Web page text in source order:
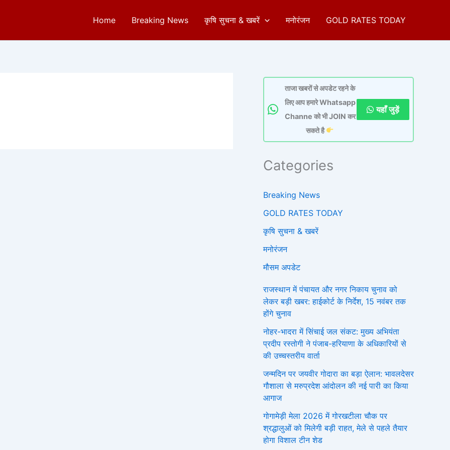
Home Breaking News कृषि सुचना & खबरें मनोरंजन GOLD RATES TODAY
ताजा खबरों से अपडेट रहने के
लिए आप हमारे Whatsapp
Channe को भी JOIN कर
सकते है
यहाँ जुड़ें
Categories
Breaking News
GOLD RATES TODAY
कृषि सुचना & खबरें
मनोरंजन
मौसम अपडेट
राजस्थान में पंचायत और नगर निकाय चुनाव को
लेकर बड़ी खबर: हाईकोर्ट के निर्देश, 15 नवंबर तक
होंगे चुनाव
नोहर-भादरा में सिंचाई जल संकट: मुख्य अभियंता
प्रदीप रस्तोगी ने पंजाब-हरियाणा के अधिकारियों से
की उच्चस्तरीय वार्ता
जन्मदिन पर जयवीर गोदारा का बड़ा ऐलान: भावलदेसर
गौशाला से मरुप्रदेश आंदोलन की नई पारी का किया
आगाज
गोगामेड़ी मेला 2026 में गोरखटीला चौक पर
श्रद्धालुओं को मिलेगी बड़ी राहत, मेले से पहले तैयार
होगा विशाल टीन शेड